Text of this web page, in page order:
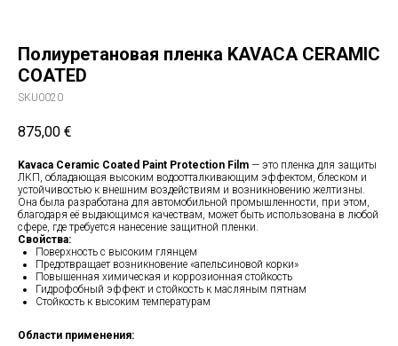
Полиуретановая пленка KAVACA CERAMIC
COATED
SKU0020
875,00 €
Kavaca Ceramic Coated Paint Protection Film — это пленка для защиты
ЛКП, обладающая высоким водоотталкивающим эффектом, блеском и
устойчивостью к внешним воздействиям и возникновению желтизны.
Она была разработана для автомобильной промышленности, при этом,
благодаря её выдающимся качествам, может быть использована в любой
сфере, где требуется нанесение защитной пленки.
Свойства:
Поверхность с высоким глянцем
Предотвращает возникновение «апельсиновой корки»
Повышенная химическая и коррозионная стойкость
Гидрофобный эффект и стойкость к масляным пятнам
Стойкость к высоким температурам
Области применения: